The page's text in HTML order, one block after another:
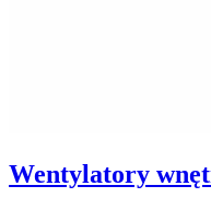
Wentylatory